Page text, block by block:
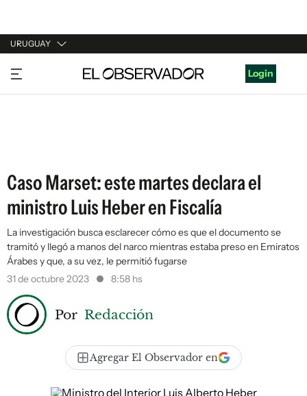
URUGUAY
URUGUAY
ARGENTINA
Login
Caso Marset: este martes declara el
ministro Luis Heber en Fiscalía
La investigación busca esclarecer cómo es que el documento se
tramitó y llegó a manos del narco mientras estaba preso en Emiratos
Árabes y que, a su vez, le permitió fugarse
31 de octubre 2023
8:58 hs
Por Redacción
Agregar El Observador en